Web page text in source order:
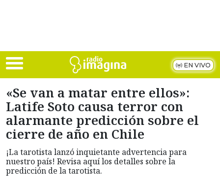
EN VIVO
«Se van a matar entre ellos»:
Latife Soto causa terror con
alarmante predicción sobre el
cierre de año en Chile
¡La tarotista lanzó inquietante advertencia para
nuestro país! Revisa aquí los detalles sobre la
predicción de la tarotista.